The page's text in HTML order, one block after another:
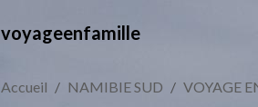
voyageenfamille
Accueil NAMIBIE SUD VOYAGE